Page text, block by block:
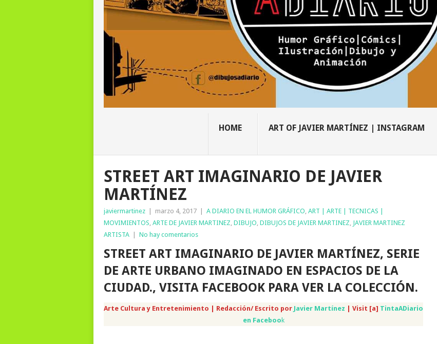
HOME ART OF JAVIER MARTÍNEZ | INSTAGRAM
STREET ART IMAGINARIO DE JAVIER
MARTÍNEZ
javiermartinez | marzo 4, 2017 | A DIARIO EN EL HUMOR GRÁFICO ART | ARTE | TECNICAS |
MOVIMIENTOS ARTE DE JAVIER MARTINEZ DIBUJO DIBUJOS DE JAVIER MARTINEZ JAVIER MARTINEZ
ARTISTA | No hay comentarios
STREET ART IMAGINARIO DE JAVIER MARTÍNEZ, SERIE
DE ARTE URBANO IMAGINADO EN ESPACIOS DE LA
CIUDAD., VISITA FACEBOOK PARA VER LA COLECCIÓN.
Arte Cultura y Entretenimiento | Redacción/ Escrito por Javier Martínez | Visit [a] TintaADiario
en Facebook